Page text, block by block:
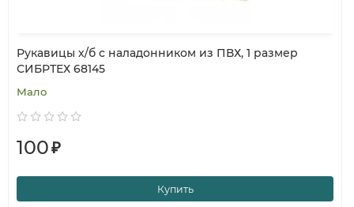
Рукавицы х/б с наладонником из ПВХ, 1 размер
СИБРТЕХ 68145
Мало
100₽
Купить